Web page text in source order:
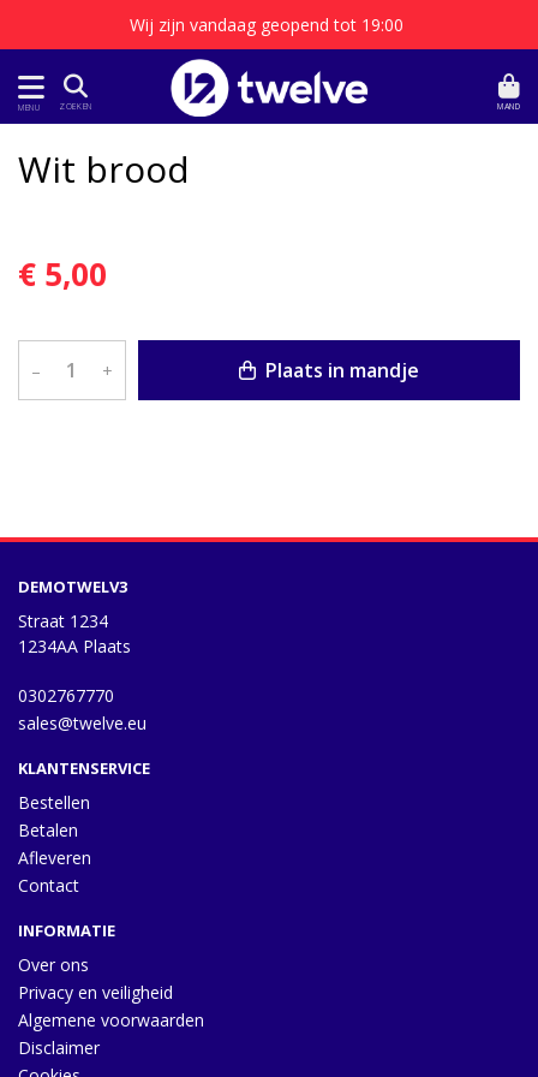
Wij zijn vandaag geopend tot 19:00
MENU ZOEKEN MAND
Wit brood
€ 5,00
– + Plaats in mandje
DEMOTWELV3
Straat 1234
1234AA Plaats
0302767770
sales@twelve.eu
KLANTENSERVICE
Bestellen
Betalen
Afleveren
Contact
INFORMATIE
Over ons
Privacy en veiligheid
Algemene voorwaarden
Disclaimer